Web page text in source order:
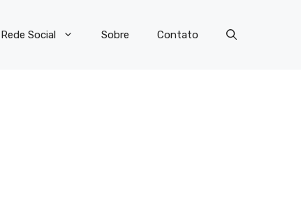
Rede Social Sobre Contato